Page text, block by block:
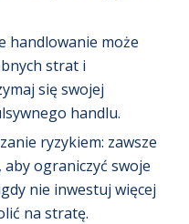
handlowanie może
strat i
się swojej
handlu.
ryzykiem: zawsze
ograniczyć swoje
nie inwestuj więcej
na stratę.